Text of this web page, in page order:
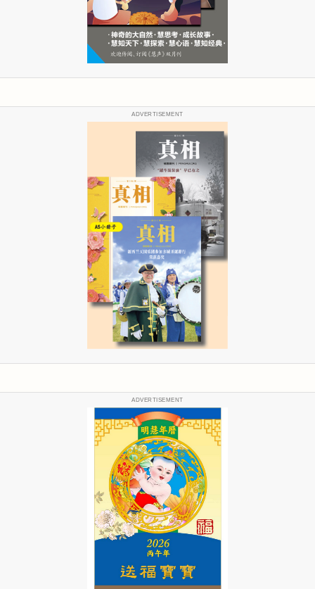
ADVERTISEMENT
ADVERTISEMENT